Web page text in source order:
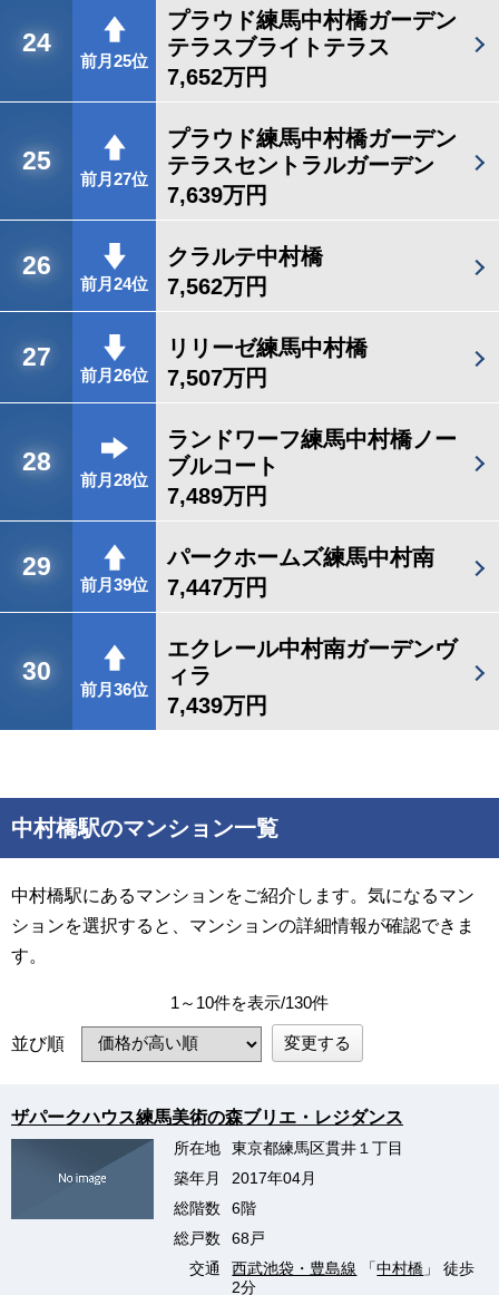
24
前月25位
プラウド練馬中村橋ガーデン
テラスブライトテラス
7,652万円
25
前月27位
プラウド練馬中村橋ガーデン
テラスセントラルガーデン
7,639万円
26
前月24位
クラルテ中村橋
7,562万円
27
前月26位
リリーゼ練馬中村橋
7,507万円
28
前月28位
ランドワーフ練馬中村橋ノー
ブルコート
7,489万円
29
前月39位
パークホームズ練馬中村南
7,447万円
30
前月36位
エクレール中村南ガーデンヴ
ィラ
7,439万円
中村橋駅のマンション一覧
中村橋駅にあるマンションをご紹介します。気になるマン
ションを選択すると、マンションの詳細情報が確認できま
す。
1～10件を表示/130件
並び順 変更する
ザパークハウス練馬美術の森ブリエ・レジダンス
所在地
東京都練馬区貫井１丁目
築年月
2017年04月
総階数
6階
総戸数
68戸
交通
西武池袋・豊島線 「中村橋 」 徒歩
2分